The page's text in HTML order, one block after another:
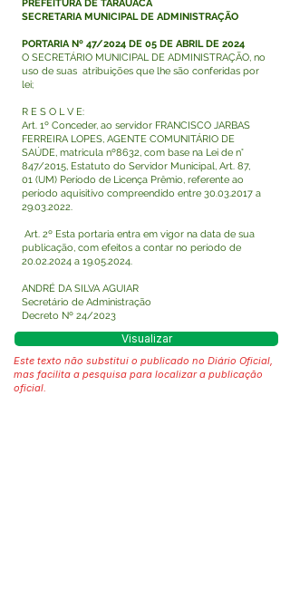
PREFEITURA DE TARAUACÁ
SECRETARIA MUNICIPAL DE ADMINISTRAÇÃO
PORTARIA Nº 47/2024 DE 05 DE ABRIL DE 2024
O SECRETÁRIO MUNICIPAL DE ADMINISTRAÇÃO, no
uso de suas atribuições que lhe são conferidas por
lei;
R E S O L V E:
Art. 1º Conceder, ao servidor FRANCISCO JARBAS
FERREIRA LOPES, AGENTE COMUNITÁRIO DE
SAÚDE, matricula nº8632, com base na Lei de n°
847/2015, Estatuto do Servidor Municipal, Art. 87,
01 (UM) Período de Licença Prêmio, referente ao
período aquisitivo compreendido entre 30.03.2017 a
29.03.2022.
Art. 2º Esta portaria entra em vigor na data de sua
publicação, com efeitos a contar no período de
20.02.2024 a 19.05.2024.
ANDRÉ DA SILVA AGUIAR
Secretário de Administração
Decreto Nº 24/2023
Visualizar
Este texto não substitui o publicado no Diário Oficial,
mas facilita a pesquisa para localizar a publicação
oficial.